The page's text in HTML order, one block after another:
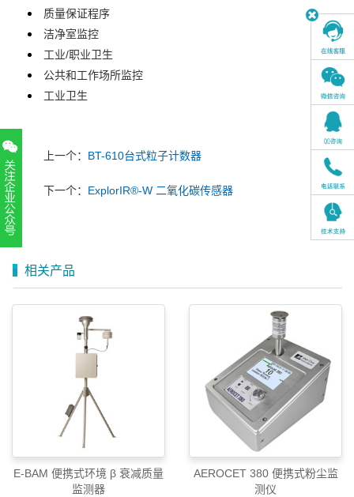
质量保证程序
洁净室监控
工业/职业卫生
公共和工作场所监控
工业卫生
上一个： BT-610台式粒子计数器
下一个： ExplorIR®-W 二氧化碳传感器
相关产品
E-BAM 便携式环境 β 衰减质量
监测器
AEROCET 380 便携式粉尘监
测仪
扫一扫，关注官方账号
010-52867771